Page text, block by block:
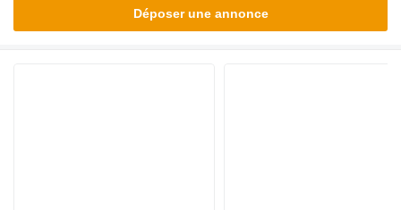
Déposer une annonce